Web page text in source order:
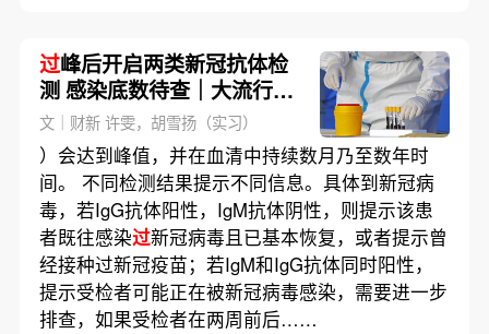
过峰后开启两类新冠抗体检
测 感染底数待查｜大流行手
记
文｜财新 许雯，胡雪扬（实习）
）会达到峰值，并在血清中持续数月乃至数年时
间。 不同检测结果提示不同信息。具体到新冠病
毒，若IgG抗体阳性，IgM抗体阴性，则提示该患
者既往感染过新冠病毒且已基本恢复，或者提示曾
经接种过新冠疫苗；若IgM和IgG抗体同时阳性，
提示受检者可能正在被新冠病毒感染，需要进一步
排查，如果受检者在两周前后……